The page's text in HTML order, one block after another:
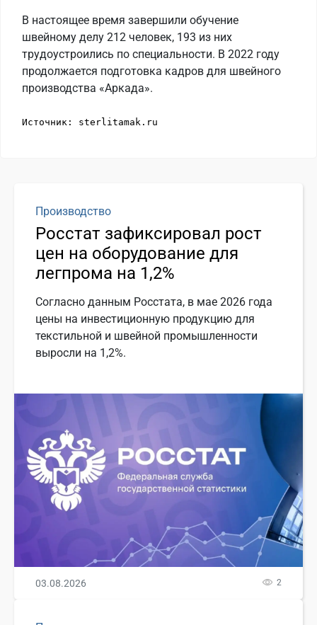
В настоящее время завершили обучение
швейному делу 212 человек, 193 из них
трудоустроились по специальности. В 2022 году
продолжается подготовка кадров для швейного
производства «Аркада».
Источник: sterlitamak.ru
Производство
Росстат зафиксировал рост
цен на оборудование для
легпрома на 1,2%
Согласно данным Росстата, в мае 2026 года
цены на инвестиционную продукцию для
текстильной и швейной промышленности
выросли на 1,2%.
03.08.2026 2